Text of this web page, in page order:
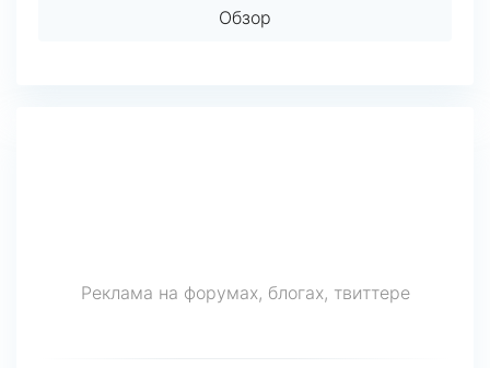
Обзор
Реклама на форумах, блогах, твиттере